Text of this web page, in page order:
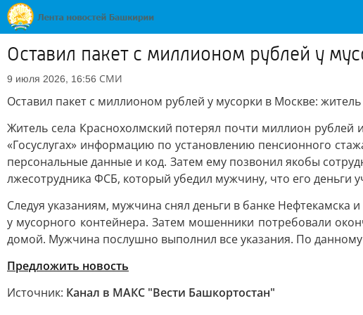
Оставил пакет с миллионом рублей у
9 июля 2026, 16:56 СМИ
Оставил пакет с миллионом рублей у мусорки в Москве:
Житель села Краснохолмский потерял почти миллион рублей
«Госуслугах» информацию по установлению пенсионного
персональные данные и код. Затем ему позвонил якобы
лжесотрудника ФСБ, который убедил мужчину, что его деньги
Следуя указаниям, мужчина снял деньги в банке Нефтекамска
у мусорного контейнера. Затем мошенники потребовали
домой. Мужчина послушно выполнил все указания. По
Предложить новость
Источник: Канал в МАКС "Вести Башкортостан"